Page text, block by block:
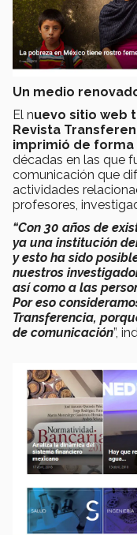
Un medio
El nuevo sitio web
Revista
imprimió de forma
décadas en las que
comunicación que
actividades
profesores,
“Con 30 años de
ya una institución
y esto ha sido
nuestros
así como a las
Por eso
Transferencia,
de comunicación”,